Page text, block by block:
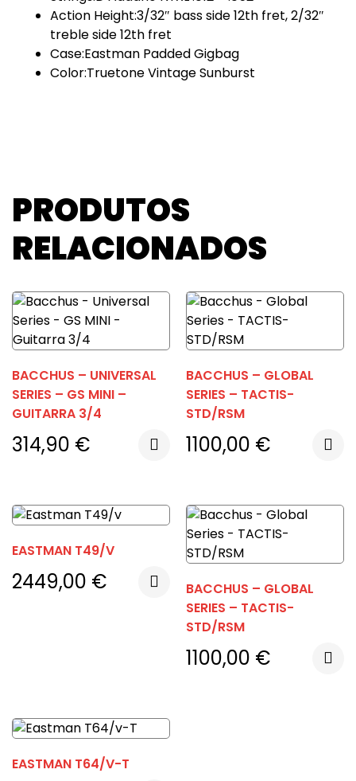
Action Height:3/32″ bass side 12th fret, 2/32″
treble side 12th fret
Case:Eastman Padded Gigbag
Color:Truetone Vintage Sunburst
PRODUTOS
RELACIONADOS
BACCHUS – UNIVERSAL
SERIES – GS MINI –
GUITARRA 3/4
314,90 €
BACCHUS – GLOBAL
SERIES – TACTIS-
STD/RSM
1100,00 €
EASTMAN T49/V
2449,00 €
BACCHUS – GLOBAL
SERIES – TACTIS-
STD/RSM
1100,00 €
EASTMAN T64/V-T